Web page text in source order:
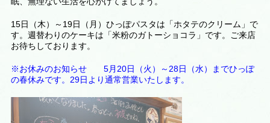
15日（木）～19日（月）ひっぽパスタは「ホタテのクリーム」で
す。週替わりのケーキは 「米粉のガトーショコラ 」です。ご来店
お待ちしております。
※お休みのお知らせ 5月20日（火）～28日（水）までひっぽ
の春休みです。29日より通常営業いたします。